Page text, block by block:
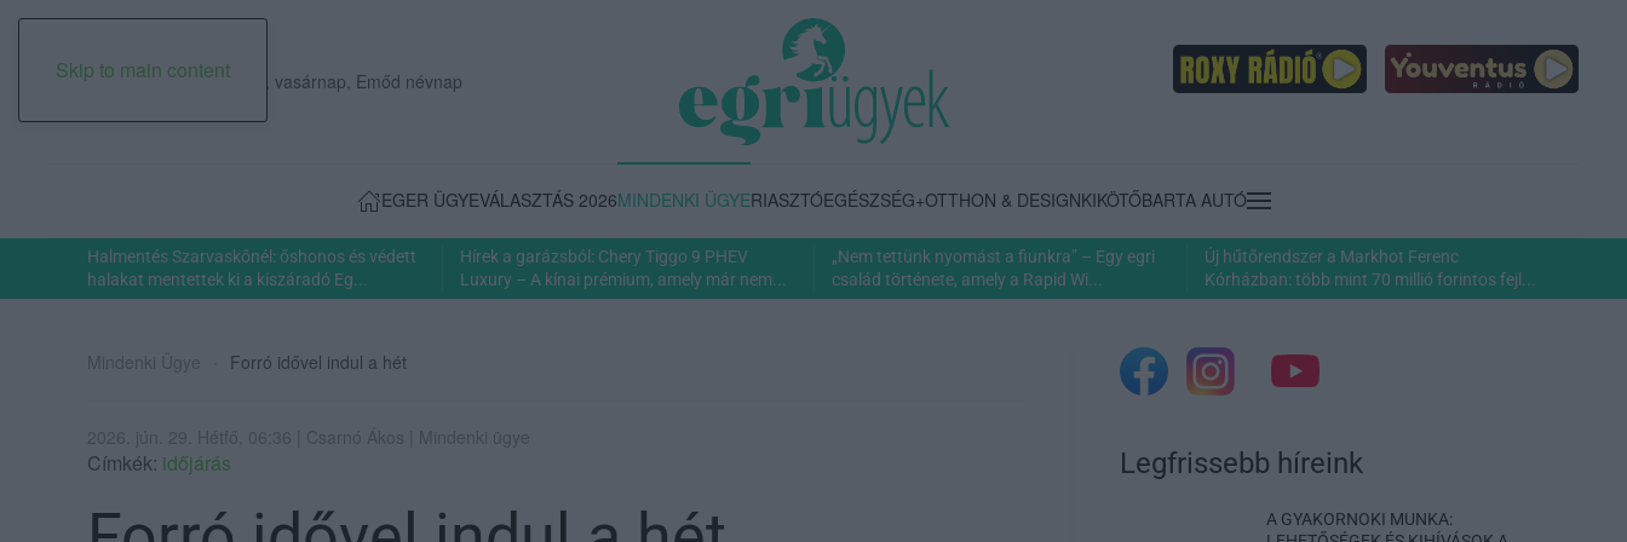
Skip to main content
2026. augusztus 09., vasárnap, Emőd névnap
EGER ÜGYEVÁLASZTÁS 2026MINDENKI ÜGYERIASZTÓEGÉSZSÉG+OTTHON & DESIGNKIKÖTŐBARTA AUTÓ
Halmentés Szarvaskőnél: őshonos és védett
halakat mentettek ki a kiszáradó Eg...
Hírek a garázsból: Chery Tiggo 9 PHEV
Luxury – A kínai prémium, amely már nem...
„Nem tettünk nyomást a fiunkra” – Egy egri
család története, amely a Rapid Wi...
Új hűtőrendszer a Markhot Ferenc
Kórházban: több mint 70 millió forintos fejl...
Mindenki Ügye Forró idővel indul a hét
2026. jún. 29. Hétfő, 06:36 | Csarnó Ákos | Mindenki ügye
Címkék: időjárás Legfrissebb híreink
A GYAKORNOKI MUNKA: